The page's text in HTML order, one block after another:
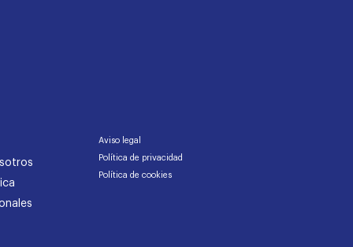
Aviso legal
Política de privacidad
Política de cookies